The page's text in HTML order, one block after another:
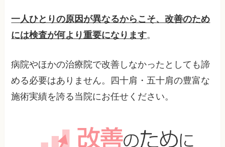
一人ひとりの原因が異なるからこそ、改善のため
には検査が何より重要になります。
病院やほかの治療院で改善しなかったとしても諦
める必要はありません。四十肩・五十肩の豊富な
施術実績を誇る当院にお任せください。